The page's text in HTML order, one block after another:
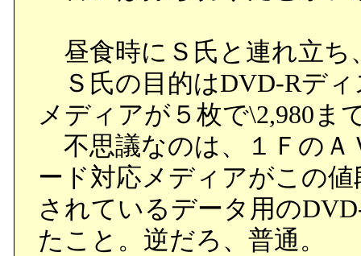
昼食時にＳ氏と連れ立ち
Ｓ氏の目的はDVD-Rデ
メディアが５枚で\2,980ま
不思議なのは、１ＦのＡ
ード対応メディアがこの
されているデータ用の
たこと。逆だろ、普通。